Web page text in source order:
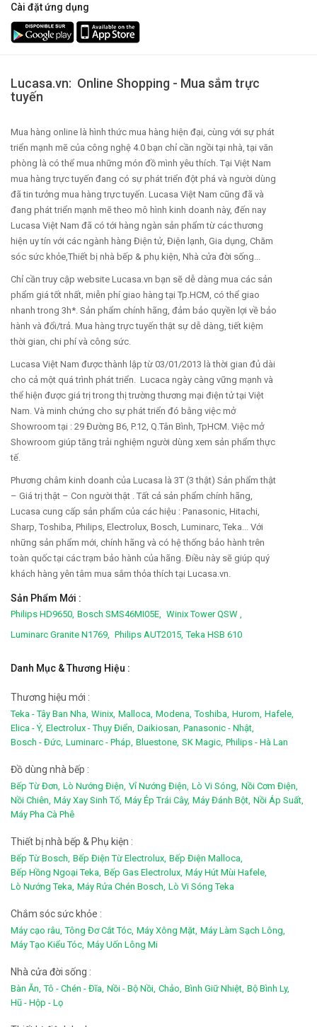
Cài đặt ứng dụng
Lucasa.vn: Online Shopping - Mua sắm trực
tuyến
Mua hàng online là hình thức mua hàng hiện đại, cùng với sự phát
triển mạnh mẽ của công nghệ 4.0 bạn chỉ cần ngồi tại nhà, tại văn
phòng là có thể mua những món đồ mình yêu thích. Tại Việt Nam
mua hàng trực tuyến đang có sự phát triển đột phá và người dùng
đã tin tưởng mua hàng trực tuyến. Lucasa Việt Nam cũng đã và
đang phát triển mạnh mẽ theo mô hình kinh doanh này, đến nay
Lucasa Việt Nam đã có tới hàng ngàn sản phẩm từ các thương
hiện uy tín với các ngành hàng Điện tử, Điện lạnh, Gia dụng, Chăm
sóc sức khỏe,Thiết bị nhà bếp & phụ kiện, Nhà cửa đời sống...
Chỉ cần truy cập website Lucasa.vn bạn sẽ dễ dàng mua các sản
phẩm giá tốt nhất, miễn phí giao hàng tại Tp.HCM, có thể giao
nhanh trong 3h*. Sản phẩm chính hãng, đảm bảo quyền lợi về bảo
hành và đổi/trả. Mua hàng trực tuyến thật sự dễ dàng, tiết kiệm
thời gian, chi phí và công sức.
Lucasa Việt Nam được thành lập từ 03/01/2013 là thời gian đủ dài
cho cả một quá trình phát triển. Lucaca ngày càng vững mạnh và
thể hiện được giá trị trong thị trường thương mại điện tử tại Việt
Nam. Và minh chứng cho sự phát triển đó bằng việc mở
Showroom tại : 29 Đường B6, P.12, Q.Tân Bình, TpHCM. Việc mở
Showroom giúp tăng trải nghiệm người dùng xem sản phẩm thực
tế.
Phương châm kinh doanh của Lucasa là 3T (3 thật) Sản phẩm thật
– Giá trị thật – Con người thật . Tất cả sản phẩm chính hãng,
Lucasa cung cấp sản phẩm của các hiệu : Panasonic, Hitachi,
Sharp, Toshiba, Philips, Electrolux, Bosch, Luminarc, Teka... Với
những sản phẩm mới, chính hãng và có hệ thống bảo hành trên
toàn quốc tại các trạm bảo hành của hãng. Điều này sẽ giúp quý
khách hàng yên tâm mua sắm thỏa thích tại Lucasa.vn.
Sản Phẩm Mới :
Philips HD9650, Bosch SMS46MI05E,
Winix Tower QSW ,
Luminarc Granite N1769,
Philips AUT2015, Teka HSB 610
Danh Mục & Thương Hiệu :
Thương hiệu mới :
Teka - Tây Ban Nha, Winix, Malloca, Modena, Toshiba, Hurom, Hafele,
Elica - Ý, Electrolux - Thụy Điển, Daikiosan, Panasonic - Nhật,
Bosch - Đức, Luminarc - Pháp, Bluestone, SK Magic, Philips - Hà Lan
Đồ dùng nhà bếp :
Bếp Từ Đơn, Lò Nướng Điện, Vỉ Nướng Điện, Lò Vi Sóng, Nồi Cơm Điện,
Nồi Chiên, Máy Xay Sinh Tố, Máy Ép Trái Cây, Máy Đánh Bột, Nồi Áp Suất,
Máy Pha Cà Phê
Thiết bị nhà bếp & Phụ kiện :
Bếp Từ Bosch, Bếp Điện Từ Electrolux, Bếp Điện Malloca,
Bếp Hồng Ngoại Teka, Bếp Gas Electrolux, Máy Hút Mùi Hafele,
Lò Nướng Teka, Máy Rửa Chén Bosch, Lò Vi Sóng Teka
Chắm sóc sức khỏe :
Máy cạo râu, Tông Đơ Cắt Tóc, Máy Xông Mặt, Máy Làm Sạch Lông,
Máy Tạo Kiểu Tóc, Máy Uốn Lông Mi
Nhà cửa đời sống :
Bàn Ăn, Tô - Chén - Đĩa, Nồi - Bộ Nồi, Chảo, Bình Giữ Nhiệt, Bộ Bình Ly,
Hũ - Hộp - Lọ